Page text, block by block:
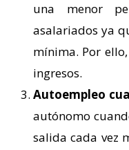
una menor
asalariados ya
mínima. Por
ingresos.
Autoempleo
autónomo
salida cada vez